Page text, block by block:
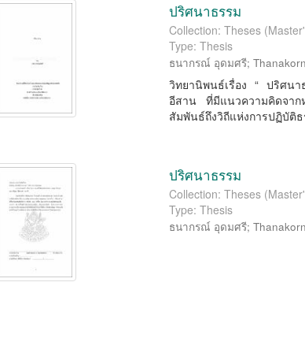
ปริศนาธรรม
Collection: Theses
Type: Thesis
ธนากรณ์ อุดมศรี;
วิทยานิพนธ์เรื่อง “ ปริศนา
อีสาน ที่มีแนวความคิดจาก
สัมพันธ์ถึงวิถีแห่งการปฏิบัติ
ปริศนาธรรม
Collection: Theses
Type: Thesis
ธนากรณ์ อุดมศรี;